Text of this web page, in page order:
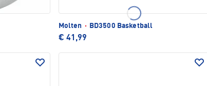
Molten · BD3500 Basketball
€ 41,99